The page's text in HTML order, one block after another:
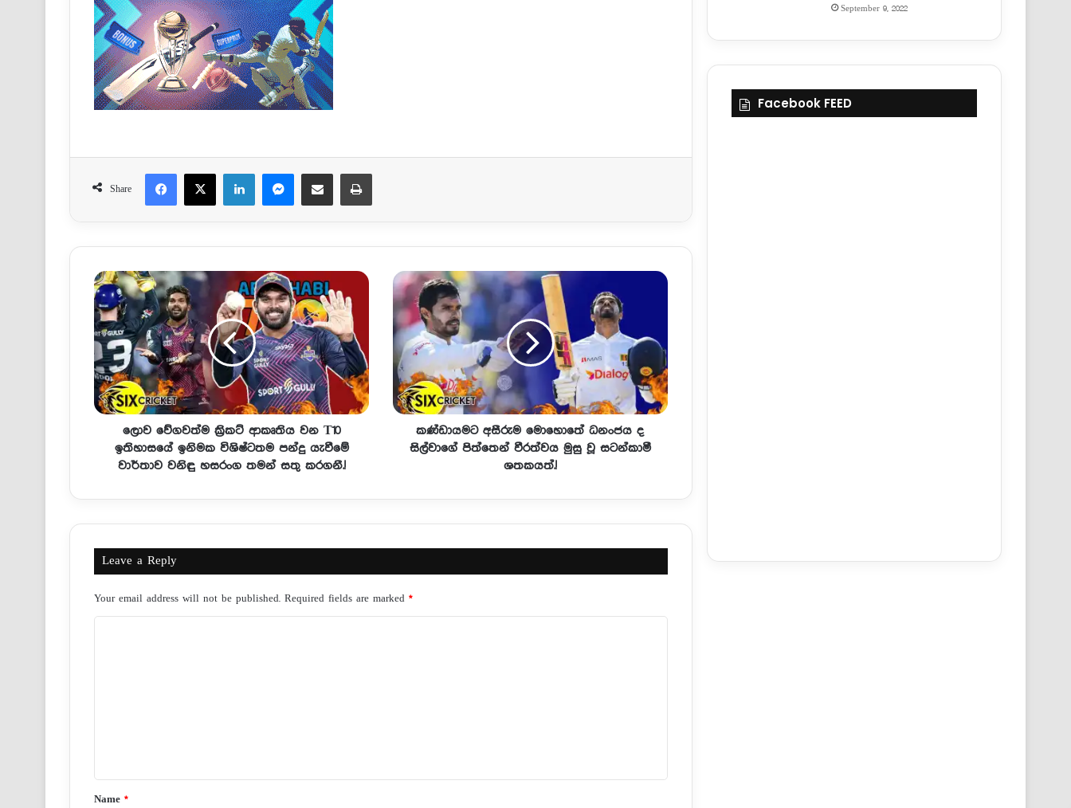
Share
ලොව වේගවත්ම ක්‍රිකට් ආකෘතිය වන T10
ඉතිහාසයේ ඉනිමක විශිෂ්ටතම පන්දු යැවීමේ
වාර්තාව වනිඳු හසරංග තමන් සතු කරගනී.!
කණ්ඩායමට අසීරුම මොහොතේ ධනංජය ද
සිල්වාගේ පිත්තෙන් වීරත්වය මුසු වූ සටන්කාමී
ශතකයත්.!
Leave a Reply
Your email address will not be published. Required fields are marked *
*Name *
September 9, 2022
Facebook FEED